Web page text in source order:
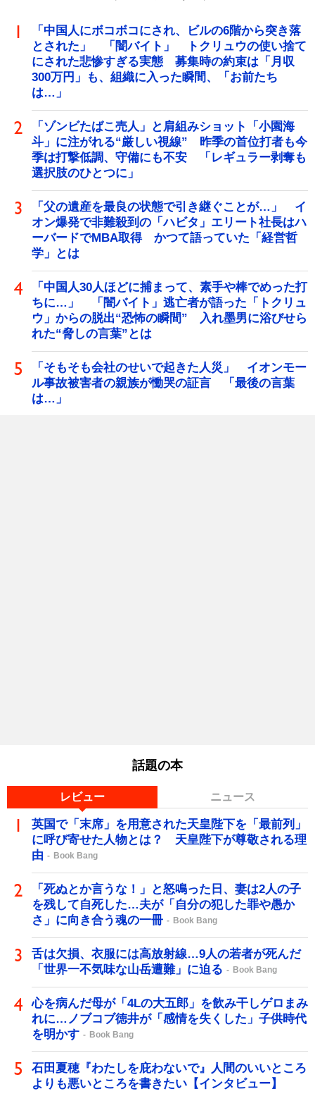
「中国人にボコボコにされ、ビルの6階から突き落
とされた」 「闇バイト」 トクリュウの使い捨て
にされた悲惨すぎる実態 募集時の約束は「月収
300万円」も、組織に入った瞬間、「お前たち
は…」
「ゾンビたばこ売人」と肩組みショット「小園海
斗」に注がれる“厳しい視線” 昨季の首位打者も今
季は打撃低調、守備にも不安 「レギュラー剥奪も
選択肢のひとつに」
「父の遺産を最良の状態で引き継ぐことが…」 イ
オン爆発で非難殺到の「ハビタ」エリート社長はハ
ーバードでMBA取得 かつて語っていた「経営哲
学」とは
「中国人30人ほどに捕まって、素手や棒でめった打
ちに…」 「闇バイト」逃亡者が語った「トクリュ
ウ」からの脱出“恐怖の瞬間” 入れ墨男に浴びせら
れた“脅しの言葉”とは
「そもそも会社のせいで起きた人災」 イオンモー
ル事故被害者の親族が慟哭の証言 「最後の言葉
は…」
話題の本
レビュー ニュース
英国で「末席」を用意された天皇陛下を「最前列」
に呼び寄せた人物とは？ 天皇陛下が尊敬される理
由
Book Bang
「死ぬとか言うな！」と怒鳴った日、妻は2人の子
を残して自死した…夫が「自分の犯した罪や愚か
さ」に向き合う魂の一冊
Book Bang
舌は欠損、衣服には高放射線…9人の若者が死んだ
「世界一不気味な山岳遭難」に迫る
Book Bang
心を病んだ母が「4Lの大五郎」を飲み干しゲロまみ
れに…ノブコブ徳井が「感情を失くした」子供時代
を明かす
Book Bang
石田夏穂『わたしを庇わないで』人間のいいところ
よりも悪いところを書きたい【インタビュー】